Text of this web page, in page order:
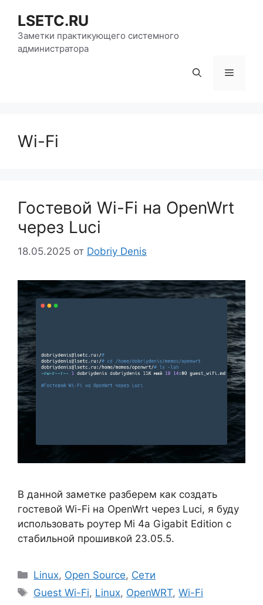
содержимому
LSETC.RU
Заметки практикующего системного
администратора
Меню
Wi-Fi
Гостевой Wi-Fi на OpenWrt
через Luci
18.05.2025 от Dobriy Denis
В данной заметке разберем как создать
гостевой Wi-Fi на OpenWrt через Luci, я буду
использовать роутер Mi 4a Gigabit Edition с
стабильной прошивкой 23.05.5.
Рубрики
Linux, Open Source, Сети
Метки
Guest Wi-Fi, Linux, OpenWRT,Wi-Fi